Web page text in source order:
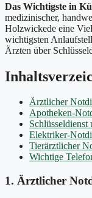
Das Wichtigste in
medizinischer,
Holzwickede eine
wichtigsten
Ärzten über
Ärztlicher
Apotheken-
Schlüsseldienst
Elektriker-
Tierärztlicher
Wichtige
1. Ärztlicher